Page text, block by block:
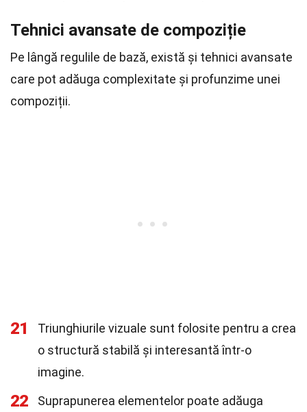
Tehnici avansate de compoziție
Pe lângă regulile de bază, există și tehnici avansate
care pot adăuga complexitate și profunzime unei
compoziții.
21
Triunghiurile vizuale sunt folosite pentru a crea
o structură stabilă și interesantă într-o
imagine.
22
Suprapunerea elementelor poate adăuga